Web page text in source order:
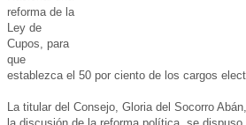
reforma de la
Ley de
Cupos, para
que
establezca el 50 por ciento de los cargos
La titular del Consejo, Gloria del Socorro